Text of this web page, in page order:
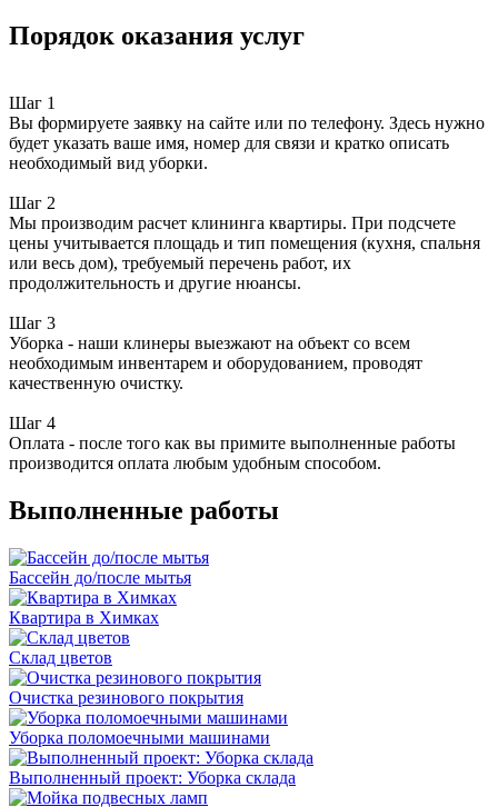
Порядок оказания услуг
Шаг 1
Вы формируете заявку на сайте или по телефону. Здесь нужно
будет указать ваше имя, номер для связи и кратко описать
необходимый вид уборки.
Шаг 2
Мы производим расчет клининга квартиры. При подсчете
цены учитывается площадь и тип помещения (кухня, спальня
или весь дом), требуемый перечень работ, их
продолжительность и другие нюансы.
Шаг 3
Уборка - наши клинеры выезжают на объект со всем
необходимым инвентарем и оборудованием, проводят
качественную очистку.
Шаг 4
Оплата - после того как вы примите выполненные работы
производится оплата любым удобным способом.
Выполненные работы
Бассейн до/после мытья
Квартира в Химках
Склад цветов
Очистка резинового покрытия
Уборка поломоечными машинами
Выполненный проект: Уборка склада